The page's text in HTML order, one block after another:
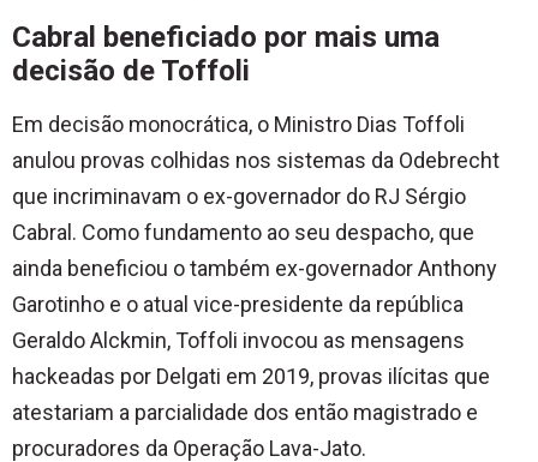
Cabral beneficiado por mais uma
decisão de Toffoli
Em decisão monocrática, o Ministro Dias Toffoli
anulou provas colhidas nos sistemas da Odebrecht
que incriminavam o ex-governador do RJ Sérgio
Cabral. Como fundamento ao seu despacho, que
ainda beneficiou o também ex-governador Anthony
Garotinho e o atual vice-presidente da república
Geraldo Alckmin, Toffoli invocou as mensagens
hackeadas por Delgati em 2019, provas ilícitas que
atestariam a parcialidade dos então magistrado e
procuradores da Operação Lava-Jato.